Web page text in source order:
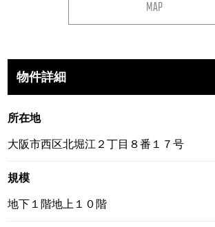
MAP
物件詳細
所在地
大阪市西区北堀江２丁目８番１７号
規模
地下１階地上１０階